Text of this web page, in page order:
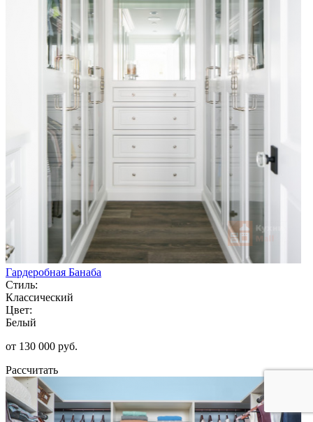
Гардеробная Банаба
Стиль:
Классический
Цвет:
Белый
от 130 000 руб.
Рассчитать